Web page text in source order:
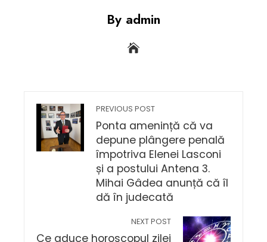
By admin
PREVIOUS POST
Ponta amenință că va
depune plângere penală
împotriva Elenei Lasconi
și a postului Antena 3.
Mihai Gâdea anunță că îl
dă în judecată
NEXT POST
Ce aduce horoscopul zilei